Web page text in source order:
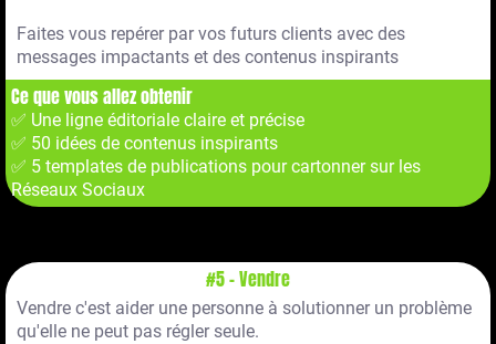
Faites vous repérer par vos futurs clients avec des
messages impactants et des contenus inspirants
Ce que vous allez obtenir
✅ Une ligne éditoriale claire et précise
✅ 50 idées de contenus inspirants
✅ 5 templates de publications pour cartonner sur les
Réseaux Sociaux
#5 - Vendre
Vendre c'est aider une personne à solutionner un problème
qu'elle ne peut pas régler seule.